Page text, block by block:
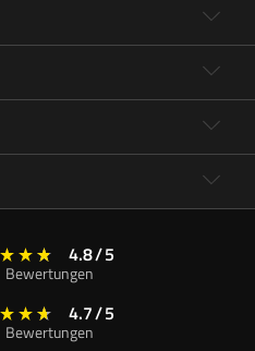
4.8/5
Bewertungen
4.7/5
Bewertungen